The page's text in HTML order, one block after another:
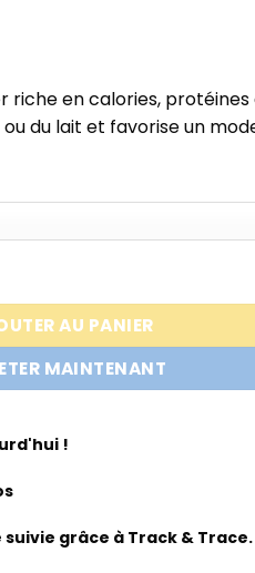
riche en calories,
du lait et favorise un
AU PANIER
MAINTENANT
!
grâce à Track & Trace.